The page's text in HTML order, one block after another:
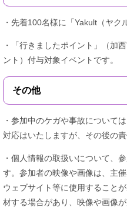
・先着100名様に「Yakult（ヤク
・「行きましたポイント」（加
ント）付与対象イベントです。
その他
・参加中のケガや事故について
対応はいたしますが、その後の責
・個人情報の取扱いについて、
す。参加者の映像や画像は、主
ウェブサイト等に使用すること
材する場合があり、映像や画像